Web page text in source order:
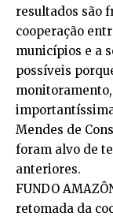
resultados são
cooperação
municípios e a
possíveis
Mendes de
foram alvo de
anteriores.
FUNDO
retomada da